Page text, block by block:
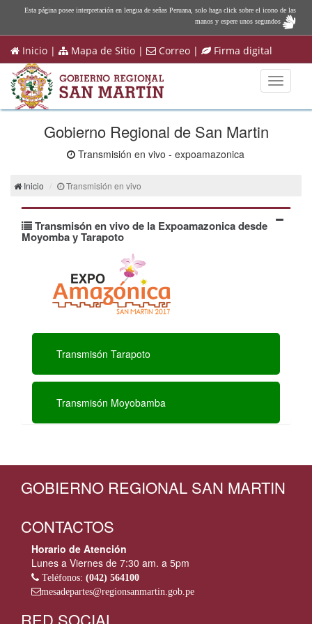
Esta página posee interpretación en lengua de señas Peruana, solo haga click sobre el icono de las
manos y espere unos segundos
Inicio | Mapa de Sitio | Correo | Firma digital
Toggle
Gobierno Regional de San Martin
Transmisión en vivo - expoamazonica
Inicio Transmisión en vivo
Transmisón en vivo de la Expoamazonica desde
Moyomba y Tarapoto
Transmisón Tarapoto
Transmisón Moyobamba
GOBIERNO REGIONAL SAN MARTIN
CONTACTOS
Horario de Atención
Lunes a Viernes de 7:30 am. a 5pm
Teléfonos: (042) 564100
mesadepartes@regionsanmartin.gob.pe
RED SOCIAL